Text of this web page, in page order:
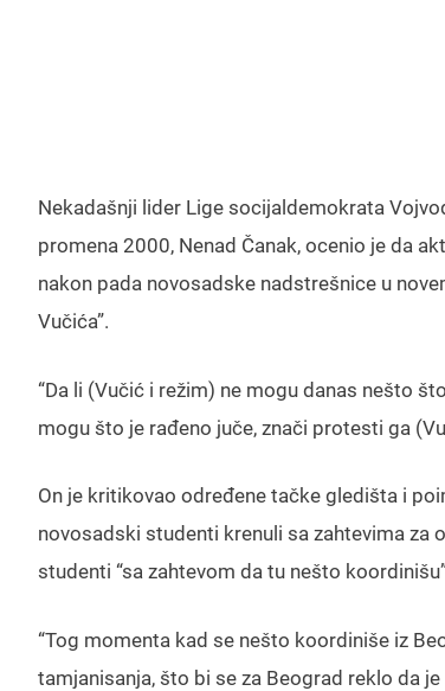
Nekadašnji lider Lige socijaldemokrata
promena 2000, Nenad Čanak, ocenio je da
nakon pada novosadske nadstrešnice u
Vučića”.
“Da li (Vučić i režim) ne mogu danas nešto
mogu što je rađeno juče, znači protesti ga
On je kritikovao određene tačke gledišta i
novosadski studenti krenuli sa zahtevima za
studenti “sa zahtevom da tu nešto
“Tog momenta kad se nešto koordiniše iz
tamjanisanja, što bi se za Beograd reklo da